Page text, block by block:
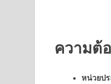
ความต้
หน่วยปร